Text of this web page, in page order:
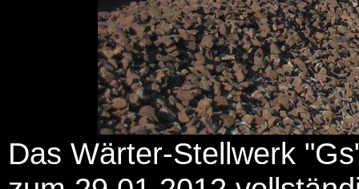
Das Wärter-Stellwerk